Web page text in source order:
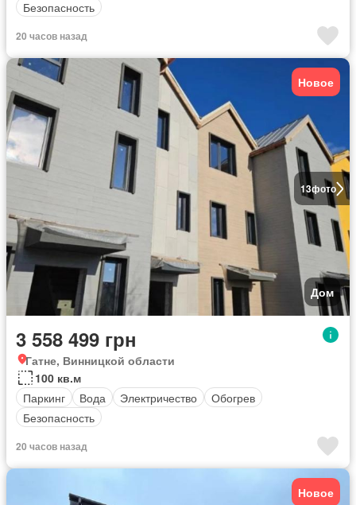
Безопасность
20 часов назад
13фото
Новое
Дом
3 558 499 грн
Гатне, Винницкой области
100 кв.м
Паркинг
Вода Электричество
Обогрев
Безопасность
20 часов назад
Новое